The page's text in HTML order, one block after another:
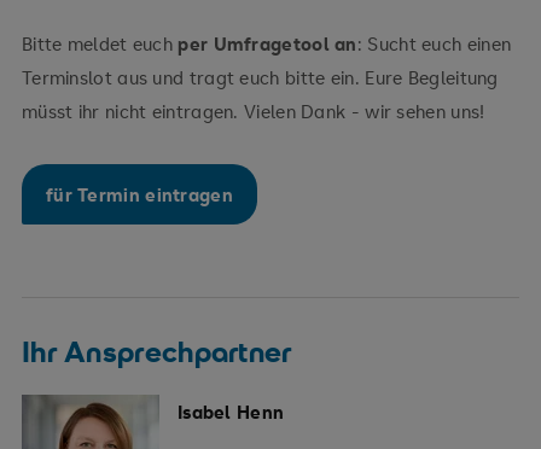
Bitte meldet euch per Umfragetool an: Sucht euch einen
Terminslot aus und tragt euch bitte ein. Eure Begleitung
müsst ihr nicht eintragen. Vielen Dank - wir sehen uns!
für Termin eintragen
Ihr Ansprechpartner
Isabel Henn